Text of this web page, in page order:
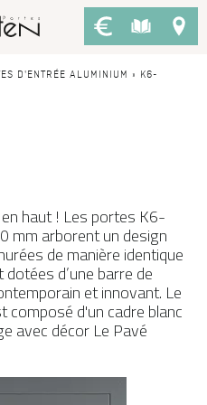
D'ENTRÉE ALUMINIUM » K6-
haut ! Les portes K6-
mm arborent un design
de manière identique
d’une barre de
et innovant. Le
composé d'un cadre blanc
avec décor Le Pavé